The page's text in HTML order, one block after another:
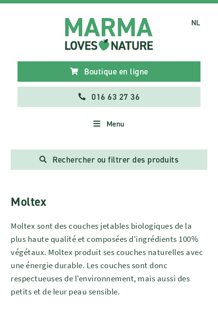
Boutique en ligne
016 63 27 36
Menu
NL
Rechercher ou filtrer des produits
Moltex
Moltex sont des couches jetables biologiques de la
plus haute qualité et composées d'ingrédients 100%
végétaux. Moltex produit ses couches naturelles avec
une énergie durable. Les couches sont donc
respectueuses de l'environnement, mais aussi des
petits et de leur peau sensible.